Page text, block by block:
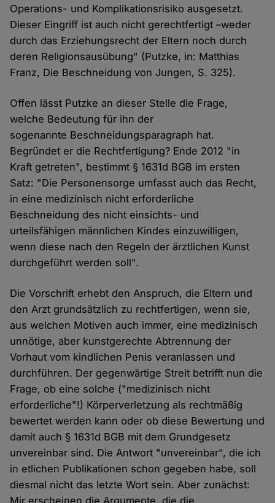
Operations- und Komplikationsrisiko ausgesetzt.
Dieser Eingriff ist auch nicht gerechtfertigt –weder
durch das Erziehungsrecht der Eltern noch durch
deren Religionsausübung" (Putzke, in: Matthias
Franz, Die Beschneidung von Jungen, S. 325).
Offen lässt Putzke an dieser Stelle die Frage,
welche Bedeutung für ihn der
sogenannte Beschneidungsparagraph hat.
Begründet er die Rechtfertigung? Ende 2012 "in
Kraft getreten", bestimmt § 1631d BGB im ersten
Satz: "Die Personensorge umfasst auch das Recht,
in eine medizinisch nicht erforderliche
Beschneidung des nicht einsichts- und
urteilsfähigen männlichen Kindes einzuwilligen,
wenn diese nach den Regeln der ärztlichen Kunst
durchgeführt werden soll".
Die Vorschrift erhebt den Anspruch, die Eltern und
den Arzt grundsätzlich zu rechtfertigen, wenn sie,
aus welchen Motiven auch immer, eine medizinisch
unnötige, aber kunstgerechte Abtrennung der
Vorhaut vom kindlichen Penis veranlassen und
durchführen. Der gegenwärtige Streit betrifft nun die
Frage, ob eine solche ("medizinisch nicht
erforderliche"!) Körperverletzung als rechtmäßig
bewertet werden kann oder ob diese Bewertung und
damit auch § 1631d BGB mit dem Grundgesetz
unvereinbar sind. Die Antwort "unvereinbar", die ich
in etlichen Publikationen schon gegeben habe, soll
diesmal nicht das letzte Wort sein. Aber zunächst: